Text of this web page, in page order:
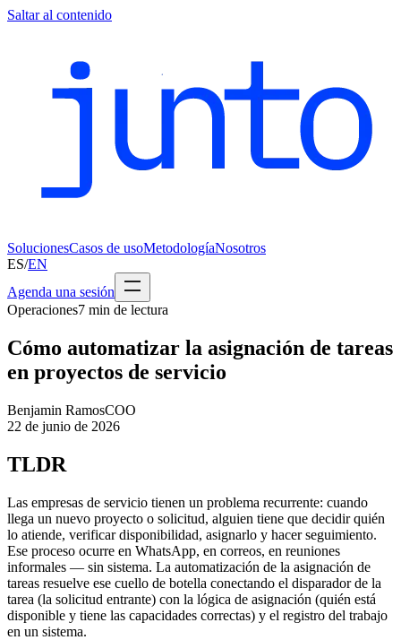
Saltar al contenido
SolucionesCasos de usoMetodologíaNosotros
ES/EN
Agenda una sesión
Operaciones7 min de lectura
Cómo automatizar la asignación de tareas
en proyectos de servicio
Benjamin RamosCOO
22 de junio de 2026
TLDR
Las empresas de servicio tienen un problema recurrente: cuando
llega un nuevo proyecto o solicitud, alguien tiene que decidir quién
lo atiende, verificar disponibilidad, asignarlo y hacer seguimiento.
Ese proceso ocurre en WhatsApp, en correos, en reuniones
informales — sin sistema. La automatización de la asignación de
tareas resuelve ese cuello de botella conectando el disparador de la
tarea (la solicitud entrante) con la lógica de asignación (quién está
disponible y tiene las capacidades correctas) y el registro del trabajo
en un sistema.